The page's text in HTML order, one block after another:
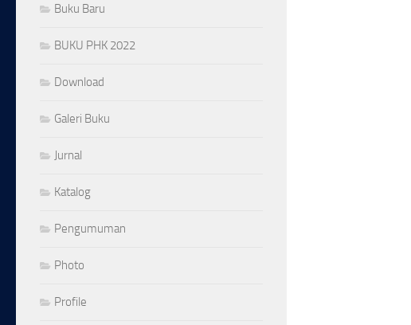
Buku Baru
BUKU PHK 2022
Download
Galeri Buku
Jurnal
Katalog
Pengumuman
Photo
Profile